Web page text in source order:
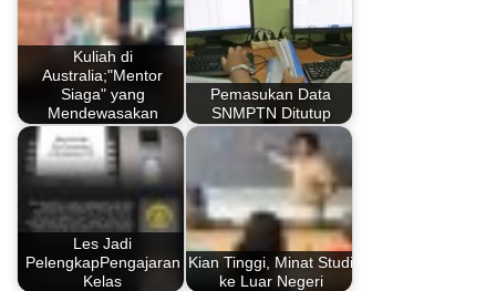
Kuliah di
Australia;"Mentor
Siaga" yang
Mendewasakan
Pemasukan Data
SNMPTN Ditutup
Les Jadi
PelengkapPengajaran
Kelas
Kian Tinggi, Minat Studi
ke Luar Negeri